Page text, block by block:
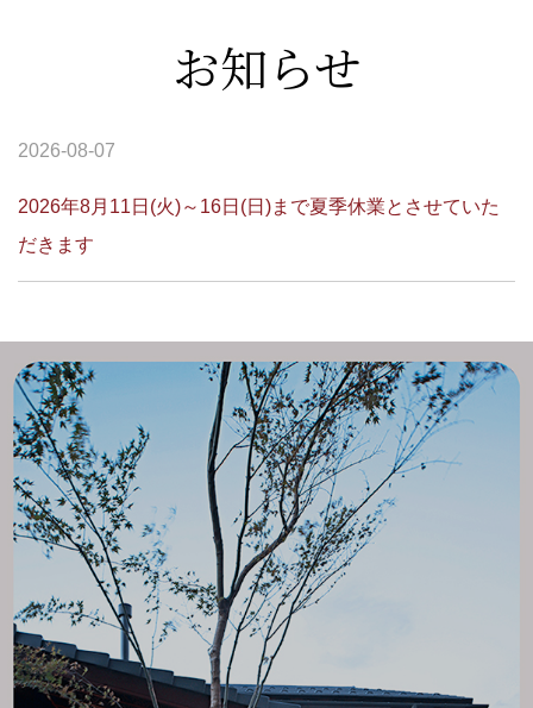
お知らせ
2026-08-07
2026年8月11日(火)～16日(日)まで夏季休業とさせていた
だきます